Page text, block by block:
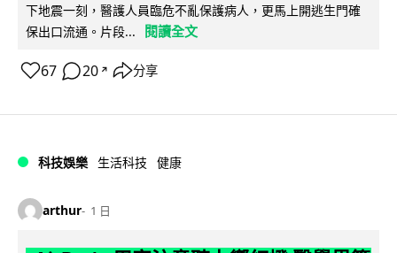
下地震一刻，醫護人員臨危不亂保護病人，更馬上開逃生門確
保出口流通。片段...
閱讀全文
67 20 ↗ 分享
科技娛樂 生活科技 健康
arthur 1 日